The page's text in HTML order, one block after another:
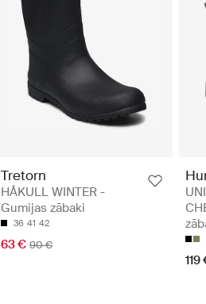
Tretorn
HÅKULL WINTER -
Gumijas zābaki
36 41 42
63 € 90 €
119